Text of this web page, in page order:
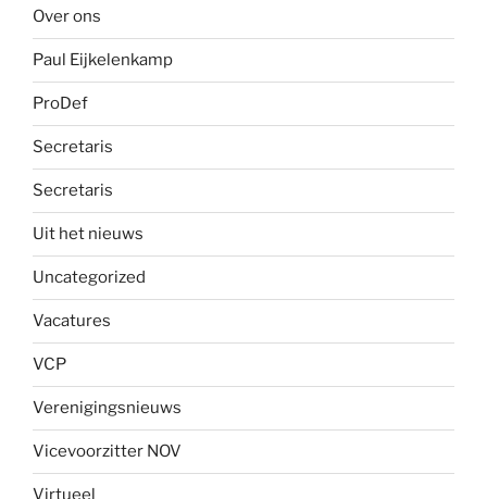
Over ons
Paul Eijkelenkamp
ProDef
Secretaris
Secretaris
Uit het nieuws
Uncategorized
Vacatures
VCP
Verenigingsnieuws
Vicevoorzitter NOV
Virtueel